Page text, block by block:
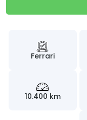
Ferrari
10.400 km